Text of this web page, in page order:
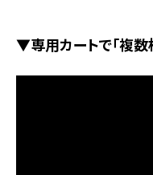
▼専用カートで「複数